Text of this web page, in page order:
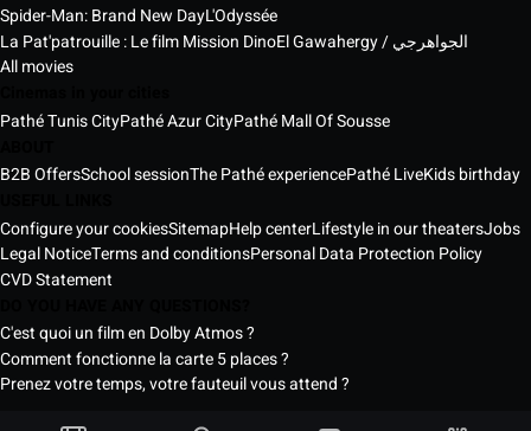
Spider-Man: Brand New DayL'Odyssée
La Pat'patrouille : Le film Mission Dino
El Gawahergy / الجواهرجي
All movies
Pathé Tunis CityPathé Azur CityPathé Mall Of Sousse
B2B OffersSchool sessionThe Pathé experiencePathé LiveKids birthday
Configure your cookiesSitemapHelp centerLifestyle in our theatersJobs
Legal NoticeTerms and conditionsPersonal Data Protection Policy
CVD Statement
C'est quoi un film en Dolby Atmos ?
Comment fonctionne la carte 5 places ?
Prenez votre temps, votre fauteuil vous attend ?